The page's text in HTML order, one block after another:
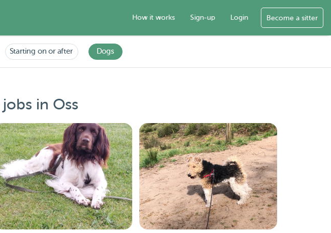
How it works Sign-up Login Become a sitter
Starting on or after Dogs
in Oss